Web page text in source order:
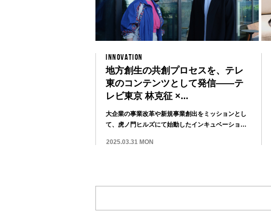
INNOVATION
地方創生の共創プロセスを、テレ
東のコンテンツとして発信——テ
レビ東京 林克征 ×...
大企業の事業改革や新規事業創出をミッションとし
て、虎ノ門ヒルズにて始動したインキュベーション
2025.03.31 MON